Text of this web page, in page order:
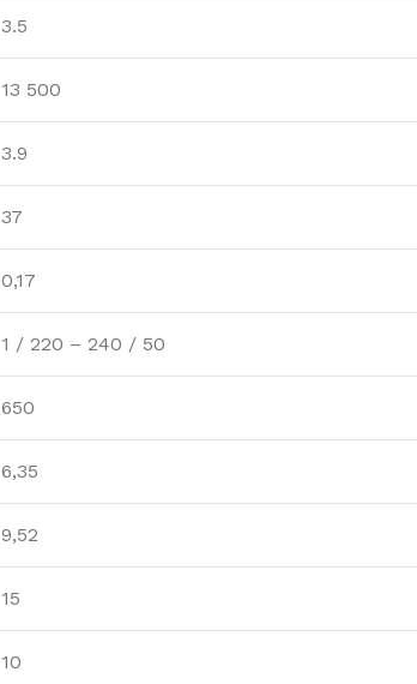
3.5
13 500
3.9
37
0,17
1 / 220 – 240 / 50
650
6,35
9,52
15
10